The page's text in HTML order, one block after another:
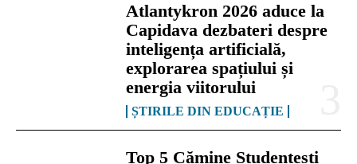
Atlantykron 2026 aduce la
Capidava dezbateri despre
inteligența artificială,
explorarea spațiului și
energia viitorului
ȘTIRILE DIN EDUCAȚIE
Top 5 Cămine Studențești